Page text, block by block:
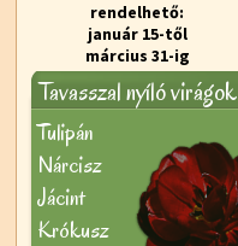
rendelhető:
január 15-től
március 31-ig
Tavasszal nyíló virágok
Tulipán
Nárcisz
Jácint
Krókusz